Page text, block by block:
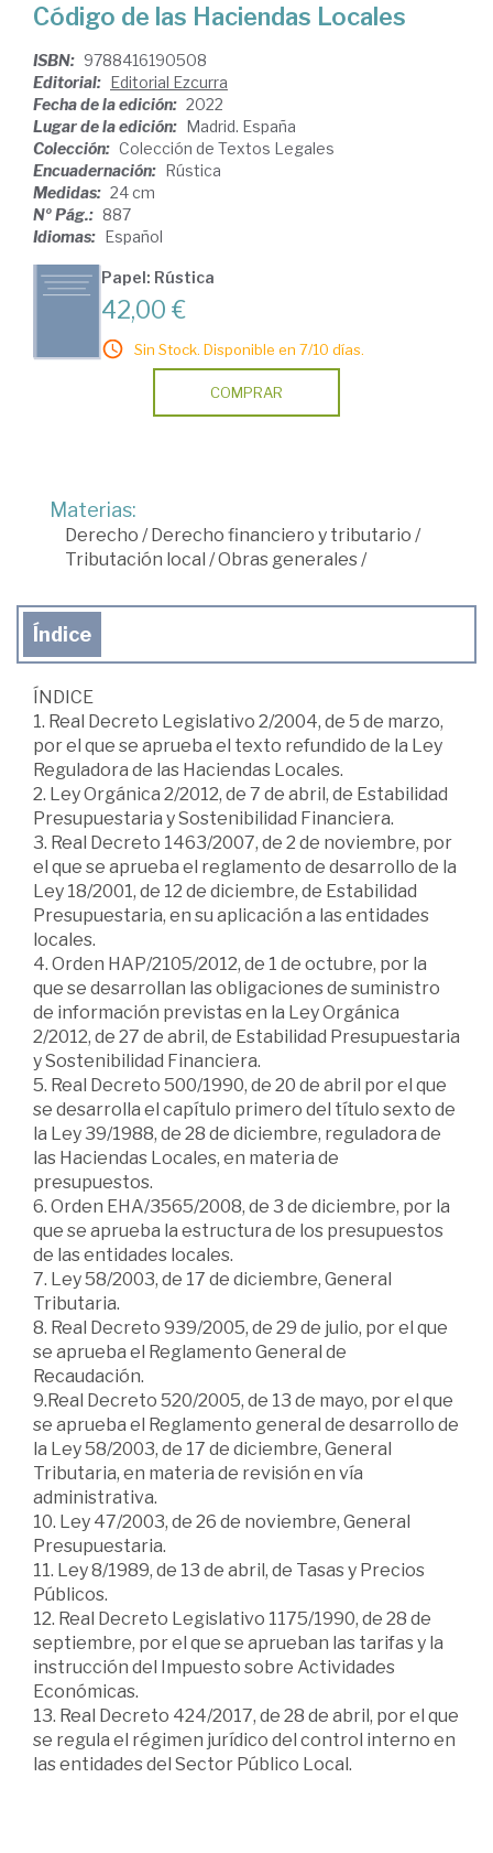
Código de las Haciendas Locales
ISBN: 9788416190508
Editorial: Editorial Ezcurra
Fecha de la edición: 2022
Lugar de la edición: Madrid. España
Colección: Colección de Textos Legales
Encuadernación: Rústica
Medidas: 24 cm
Nº Pág.: 887
Idiomas: Español
Papel: Rústica
42,00 €
Sin Stock. Disponible en 7/10 días.
COMPRAR
Materias:
Derecho /Derecho financiero y tributario /
Tributación local /Obras generales/
Índice
ÍNDICE
1. Real Decreto Legislativo 2/2004, de 5 de marzo,
por el que se aprueba el texto refundido de la Ley
Reguladora de las Haciendas Locales.
2. Ley Orgánica 2/2012, de 7 de abril, de Estabilidad
Presupuestaria y Sostenibilidad Financiera.
3. Real Decreto 1463/2007, de 2 de noviembre, por
el que se aprueba el reglamento de desarrollo de la
Ley 18/2001, de 12 de diciembre, de Estabilidad
Presupuestaria, en su aplicación a las entidades
locales.
4. Orden HAP/2105/2012, de 1 de octubre, por la
que se desarrollan las obligaciones de suministro
de información previstas en la Ley Orgánica
2/2012, de 27 de abril, de Estabilidad Presupuestaria
y Sostenibilidad Financiera.
5. Real Decreto 500/1990, de 20 de abril por el que
se desarrolla el capítulo primero del título sexto de
la Ley 39/1988, de 28 de diciembre, reguladora de
las Haciendas Locales, en materia de
presupuestos.
6. Orden EHA/3565/2008, de 3 de diciembre, por la
que se aprueba la estructura de los presupuestos
de las entidades locales.
7. Ley 58/2003, de 17 de diciembre, General
Tributaria.
8. Real Decreto 939/2005, de 29 de julio, por el que
se aprueba el Reglamento General de
Recaudación.
9.Real Decreto 520/2005, de 13 de mayo, por el que
se aprueba el Reglamento general de desarrollo de
la Ley 58/2003, de 17 de diciembre, General
Tributaria, en materia de revisión en vía
administrativa.
10. Ley 47/2003, de 26 de noviembre, General
Presupuestaria.
11. Ley 8/1989, de 13 de abril, de Tasas y Precios
Públicos.
12. Real Decreto Legislativo 1175/1990, de 28 de
septiembre, por el que se aprueban las tarifas y la
instrucción del Impuesto sobre Actividades
Económicas.
13. Real Decreto 424/2017, de 28 de abril, por el que
se regula el régimen jurídico del control interno en
las entidades del Sector Público Local.